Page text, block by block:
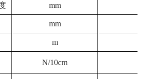
mm
mm
m
N/10cm